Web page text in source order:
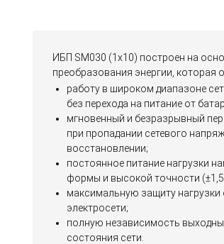
ИБП SM030 (1x10) построен на
преобразования энергии, которая
работу в широком диапазоне
без перехода на питание от
мгновенный и безразрывный
при пропадании сетевого
восстановлении;
постоянное питание нагрузки
формы и высокой точности
максимальную защиту нагрузки
электросети;
полную независимость
состояния сети.